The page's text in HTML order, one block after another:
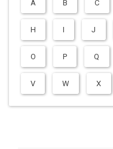
A B C
H I J
O P Q
V W X